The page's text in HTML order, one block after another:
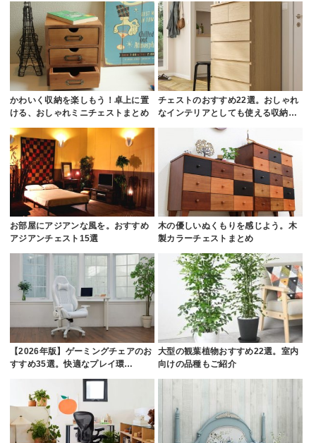
かわいく収納を楽しもう！卓上に置
ける、おしゃれミニチェストまとめ
チェストのおすすめ22選。おしゃれ
なインテリアとしても使える収納…
お部屋にアジアンな風を。おすすめ
アジアンチェスト15選
木の優しいぬくもりを感じよう。木
製カラーチェストまとめ
【2026年版】ゲーミングチェアのお
すすめ35選。快適なプレイ環…
大型の観葉植物おすすめ22選。室内
向けの品種もご紹介